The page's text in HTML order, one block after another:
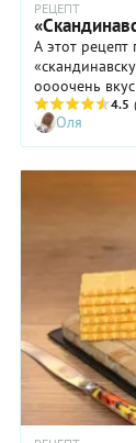
РЕЦЕПТ
А этот рецепт
оооочень
Красное вино
маринада,
набор:
которые
настоящий
дополняют
4.5
Оля